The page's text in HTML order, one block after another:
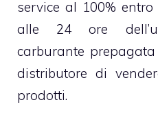
service al 100% entro
alle 24 ore
carburante
distributore di
prodotti.